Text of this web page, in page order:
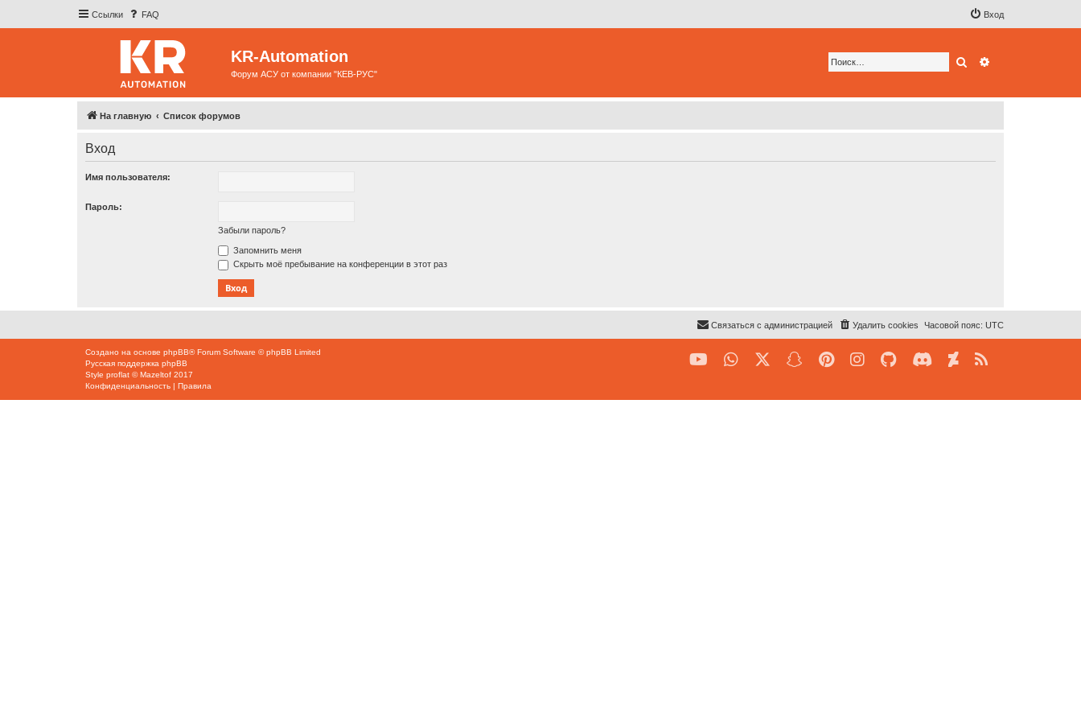
Ссылки FAQ Вход
KR-Automation
Форум АСУ от компании "КЕВ-РУС"
Поиск
На главную Список форумов
Вход
Имя пользователя:
Пароль:
Забыли пароль?
Запомнить меня
Скрыть моё пребывание на конференции в этот раз
Часовой пояс: UTC
Удалить cookies
Связаться с администрацией
Создано на основе phpBB® Forum Software © phpBB Limited
Русская поддержка phpBB
Style proflat ©Mazeltof 2017
Конфиденциальность | Правила